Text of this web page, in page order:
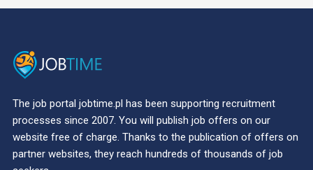
The job portal jobtime.pl has been supporting recruitment
processes since 2007. You will publish job offers on our
website free of charge. Thanks to the publication of offers on
partner websites, they reach hundreds of thousands of job